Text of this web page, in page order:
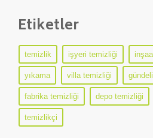
Etiketler
temizlik işyeri temizliği
yıkama villa temizliği
fabrika temizliği depo temizliği
temizlikçi